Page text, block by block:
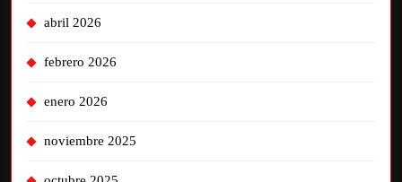
abril 2026
febrero 2026
enero 2026
noviembre 2025